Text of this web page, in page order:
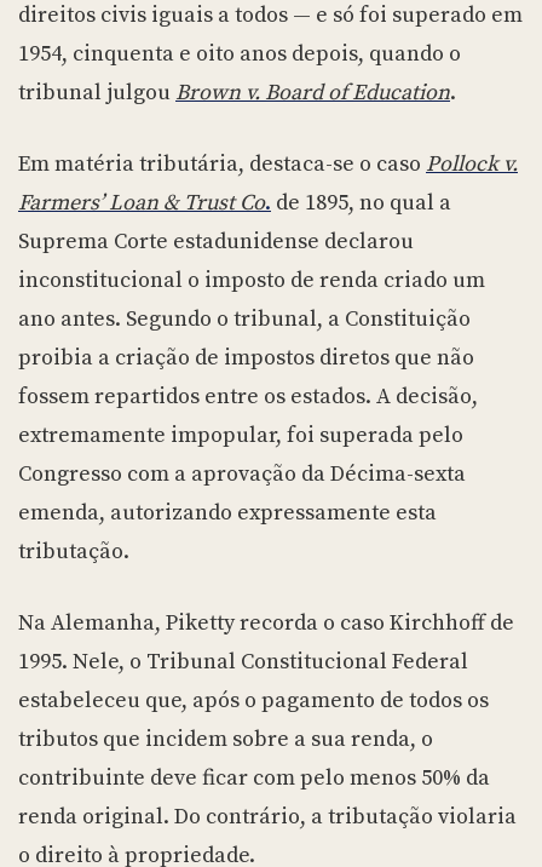
direitos civis iguais a todos — e só foi superado em
1954, cinquenta e oito anos depois, quando o
tribunal julgou Brown v. Board of Education.
Em matéria tributária, destaca-se o caso Pollock v.
Farmers’ Loan & Trust Co. de 1895, no qual a
Suprema Corte estadunidense declarou
inconstitucional o imposto de renda criado um
ano antes. Segundo o tribunal, a Constituição
proibia a criação de impostos diretos que não
fossem repartidos entre os estados. A decisão,
extremamente impopular, foi superada pelo
Congresso com a aprovação da Décima-sexta
emenda, autorizando expressamente esta
tributação.
Na Alemanha, Piketty recorda o caso Kirchhoff de
1995. Nele, o Tribunal Constitucional Federal
estabeleceu que, após o pagamento de todos os
tributos que incidem sobre a sua renda, o
contribuinte deve ficar com pelo menos 50% da
renda original. Do contrário, a tributação violaria
o direito à propriedade.